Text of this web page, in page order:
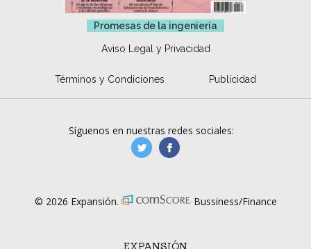
Promesas de la ingeniería
Aviso Legal y Privacidad
Términos y Condiciones Publicidad
EXPANSIÓN
Síguenos en nuestras redes sociales:
manufacturaGE
© 2026 Expansión. Bussiness/Finance